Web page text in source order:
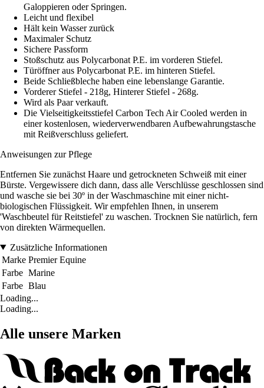
Galoppieren oder Springen.
Leicht und flexibel
Hält kein Wasser zurück
Maximaler Schutz
Sichere Passform
Stoßschutz aus Polycarbonat P.E. im vorderen Stiefel.
Türöffner aus Polycarbonat P.E. im hinteren Stiefel.
Beide Schließbleche haben eine lebenslange Garantie.
Vorderer Stiefel - 218g, Hinterer Stiefel - 268g.
Wird als Paar verkauft.
Die Vielseitigkeitsstiefel Carbon Tech Air Cooled werden in
einer kostenlosen, wiederverwendbaren Aufbewahrungstasche
mit Reißverschluss geliefert.
Anweisungen zur Pflege
Entfernen Sie zunächst Haare und getrockneten Schweiß mit einer
Bürste. Vergewissere dich dann, dass alle Verschlüsse geschlossen sind
und wasche sie bei 30º in der Waschmaschine mit einer nicht-
biologischen Flüssigkeit. Wir empfehlen Ihnen, in unserem
'Waschbeutel für Reitstiefel' zu waschen. Trocknen Sie natürlich, fern
von direkten Wärmequellen.
Zusätzliche Informationen
Marke Premier Equine
Farbe Marine
Farbe Blau
Loading...
Loading...
Alle unsere Marken